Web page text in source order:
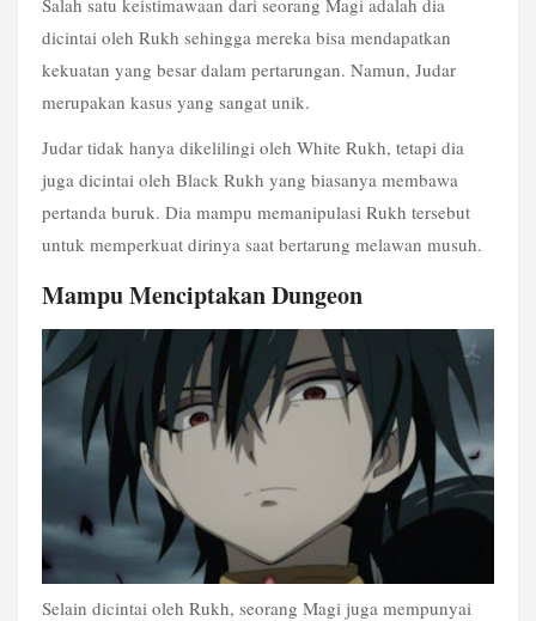
Salah satu keistimawaan dari seorang Magi adalah dia
dicintai oleh Rukh sehingga mereka bisa mendapatkan
kekuatan yang besar dalam pertarungan. Namun, Judar
merupakan kasus yang sangat unik.
Judar tidak hanya dikelilingi oleh White Rukh, tetapi dia
juga dicintai oleh Black Rukh yang biasanya membawa
pertanda buruk. Dia mampu memanipulasi Rukh tersebut
untuk memperkuat dirinya saat bertarung melawan musuh.
Mampu Menciptakan Dungeon
Selain dicintai oleh Rukh, seorang Magi juga mempunyai